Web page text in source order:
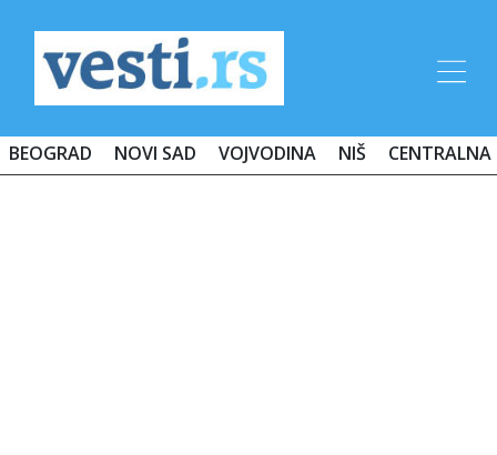
BEOGRAD NOVI SAD VOJVODINA NIŠ CENTRALNA